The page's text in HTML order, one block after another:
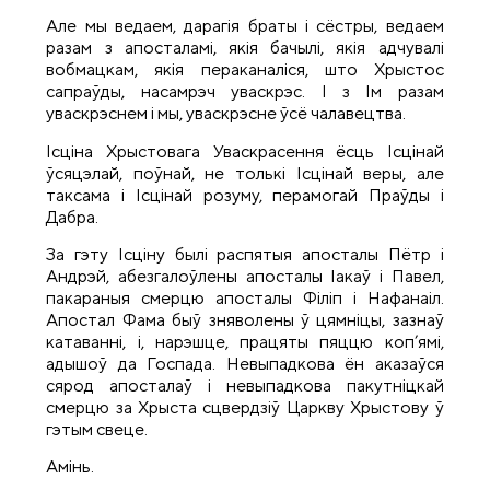
Але мы ведаем, дарагія браты і сёстры, ведаем
разам з апосталамі, якія бачылі, якія адчувалі
вобмацкам, якія пераканаліся, што Хрыстос
сапраўды, насамрэч уваскрэс. І з Ім разам
уваскрэснем і мы, уваскрэсне ўсё чалавецтва.
Ісціна Хрыстовага Уваскрасення ёсць Ісцінай
ўсяцэлай, поўнай, не толькі Ісцінай веры, але
таксама і Ісцінай розуму, перамогай Праўды і
Дабра.
За гэту Ісціну былі распятыя апосталы Пётр і
Андрэй, абезгалоўлены апосталы Іакаў і Павел,
пакараныя смерцю апосталы Філіп і Нафанаіл.
Апостал Фама быў зняволены ў цямніцы, зазнаў
катаванні, і, нарэшце, працяты пяццю коп’ямі,
адышоў да Госпада. Невыпадкова ён аказаўся
сярод апосталаў і невыпадкова пакутніцкай
смерцю за Хрыста сцвердзіў Царкву Хрыстову ў
гэтым свеце.
Амінь.